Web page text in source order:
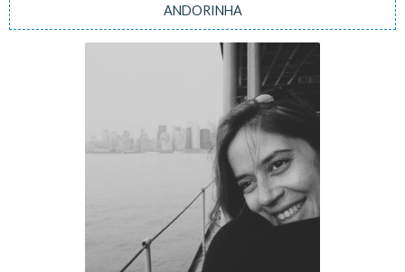
artigos
ANDORINHA